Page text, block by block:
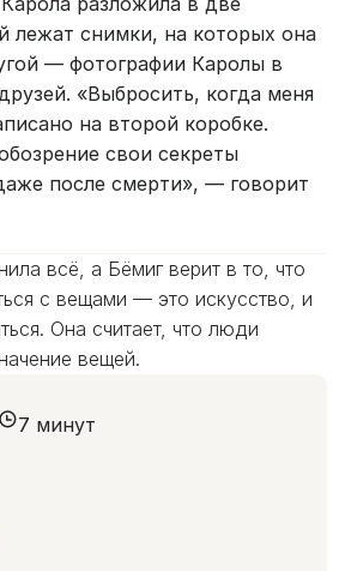
лежат снимки, на которых она
— фотографии Каролы в
«Выбросить, когда меня
на второй коробке.
свои секреты
после смерти», — говорит
всё, а Бёмиг верит в то, что
с вещами — это искусство, и
Она считает, что люди
вещей.
7 минут